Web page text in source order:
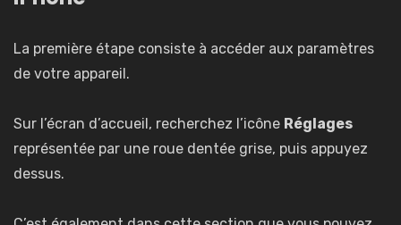
La première étape consiste à accéder aux paramètres
de votre appareil.
Sur l’écran d’accueil, recherchez l’icône Réglages
représentée par une roue dentée grise, puis appuyez
dessus.